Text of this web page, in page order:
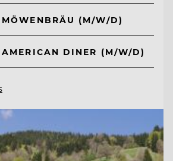
MÖWENBRÄU (M/W/D)
AMERICAN DINER (M/W/D)